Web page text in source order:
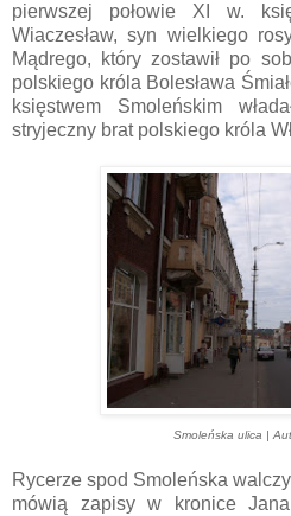
pierwszej połowie XI w.
Wiaczesław, syn wielkiego
Mądrego, który zostawił po
polskiego króla Bolesława
księstwem Smoleńskim
stryjeczny brat polskiego króla
Smoleńska ulica |
Rycerze spod Smoleńska
mówią zapisy w kronice Jana